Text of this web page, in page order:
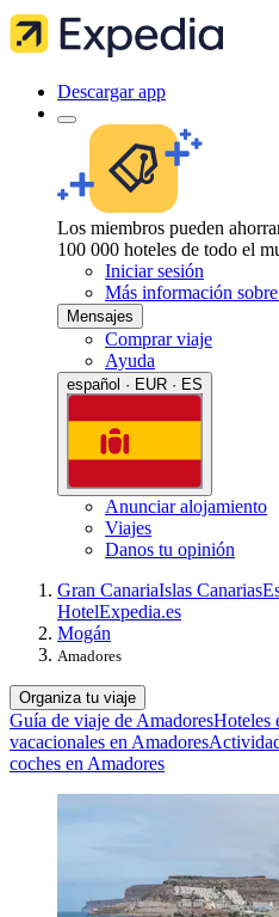
Descargar app
Los miembros pueden
100 000 hoteles de todo el
Iniciar sesión
Más información
Mensajes
Comprar viaje
Ayuda
español · EUR · ES
Anunciar alojamiento
Viajes
Danos tu opinión
Gran CanariaIslas Canarias
HotelExpedia.es
Mogán
Amadores
Organiza tu viaje
Guía de viaje de AmadoresHoteles
vacacionales en Amadores
coches en Amadores